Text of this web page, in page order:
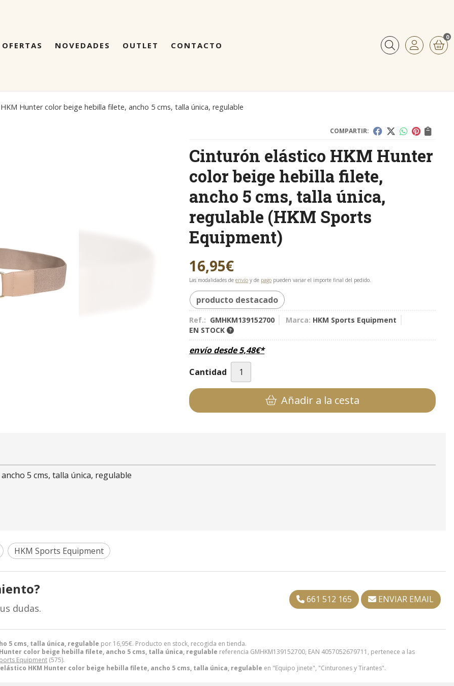
OFERTAS NOVEDADES OUTLET CONTACTO Buscar
0
Hunter color beige hebilla filete, ancho 5 cms, talla única, regulable
COMPARTIR:
Cinturón elástico HKM Hunter
color beige hebilla filete,
ancho 5 cms, talla única,
regulable (HKM Sports
Equipment)
16,95€
Las modalidades deenvío y de pago pueden variar el importe final del pedido.
producto destacado
Ref.: GMHKM139152700 Marca: HKM Sports Equipment
EN STOCK
envío desde5,48€*
Cantidad
Añadir a la cesta
5 cms, talla única, regulable por 16,95€. Producto en stock, recogida en tienda.
color beige hebilla filete, ancho 5 cms, talla única, regulable referencia GMHKM139152700, EAN 4057052679711, pertenece a las
Equipment (575).
HKM Hunter color beige hebilla filete, ancho 5 cms, talla única, regulable en "Equipo jinete", "Cinturones y Tirantes".
5 cms, talla única, regulable
HKM Sports Equipment
dudas.
661 512 165 ENVIAR EMAIL